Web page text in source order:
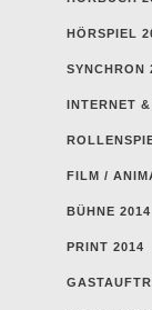
HÖRSPIEL
SYNCHRON
INTERNET
FILM /
BÜHNE 2014
PRINT 2014